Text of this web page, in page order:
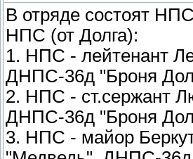
В отряде состоят
НПС (от Долга):
1. НПС - лейтенант
ДНПС-36д "Броня
2. НПС - ст.сержант
ДНПС-36д "Броня
3. НПС - майор